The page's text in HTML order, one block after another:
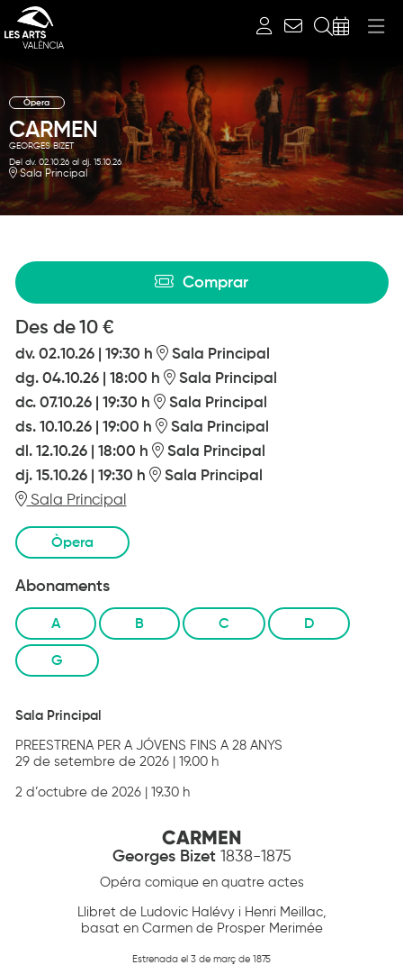
Òpera
CARMEN
GEORGES BIZET
Del dv. 02.10.26 al dj. 15.10.26
Sala Principal
Comprar
Des de Des de
10 €
dv. 02.10.26| 19:30 h
Sala Principal
dg. 04.10.26| 18:00 h
Sala Principal
dc. 07.10.26| 19:30 h
Sala Principal
ds. 10.10.26| 19:00 h
Sala Principal
dl. 12.10.26| 18:00 h
Sala Principal
dj. 15.10.26| 19:30 h
Sala Principal
Sala Principal
Òpera
Abonaments
A B C D
G
Sala Principal
PREESTRENA PER A JÓVENS FINS A 28 ANYS
29 de setembre de 2026 | 19.00 h
2 d’octubre de 2026 | 19.30 h
CARMEN
Georges Bizet 1838-1875
Opéra comique en quatre actes
Llibret de Ludovic Halévy i Henri Meillac,
basat en Carmen de Prosper Merimée
Estrenada el 3 de març de 1875